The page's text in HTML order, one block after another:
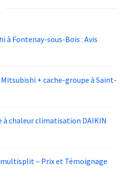
à Fontenay-sous-Bois : Avis
+ cache-groupe à Saint-
chaleur climatisation DAIKIN
– Prix et Témoignage